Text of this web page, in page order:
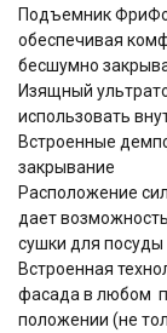
Подъемник
обеспечивая
бесшумно
Изящный
использовать
Встроенные
закрывание
Расположение
дает
сушки для посуды
Встроенная
фасада в любом
положении (не